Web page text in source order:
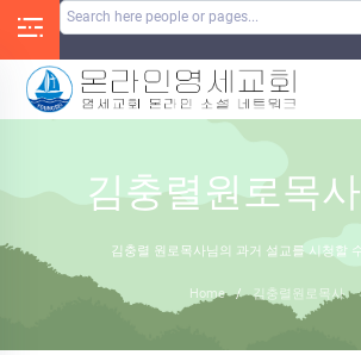
김충렬원로목
김충렬 원로목사님의 과거 설교를 시청할
Home / 김충렬원로목사